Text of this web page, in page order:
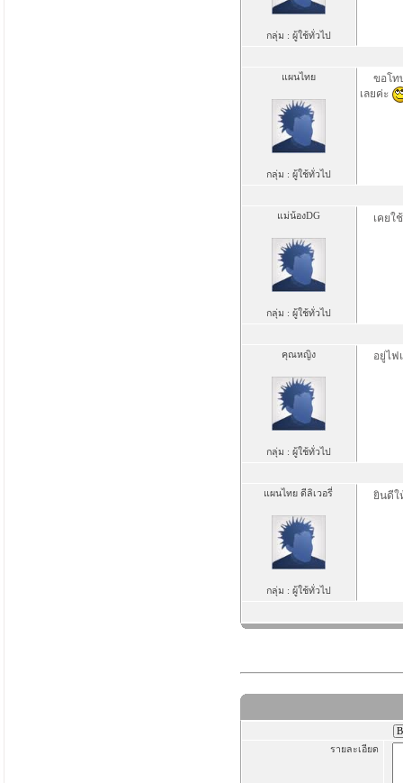
กลุ่ม : ผู้ใช้ทั่วไป
แผนไทย
กลุ่ม : ผู้ใช้ทั่วไป
ขอโท
เลยค่ะ
แม่น้องDG
กลุ่ม : ผู้ใช้ทั่วไป
เคยใ
คุณหญิง
กลุ่ม : ผู้ใช้ทั่วไป
อยู่ไฟ
แผนไทย ดีลิเวอรี่
กลุ่ม : ผู้ใช้ทั่วไป
ยินดีใ
รายละเอียด